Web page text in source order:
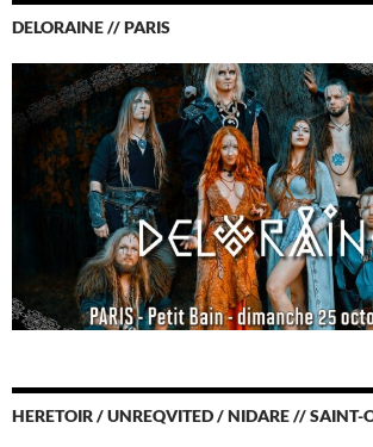
DELORAINE // PARIS
HERETOIR / UNREQVITED / NIDARE // SAINT-